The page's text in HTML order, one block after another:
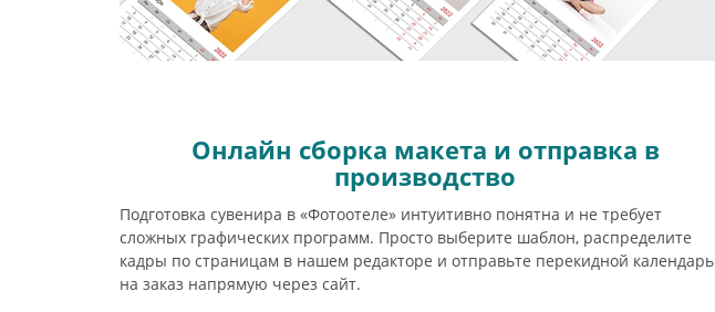
Онлайн сборка макета и отправка в
производство
Подготовка сувенира в «Фотоотеле» интуитивно понятна и не требует
сложных графических программ. Просто выберите шаблон, распределите
кадры по страницам в нашем редакторе и отправьте перекидной календарь
на заказ напрямую через сайт.